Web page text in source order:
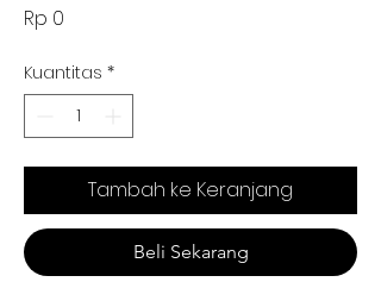
Rp 0
Kuantitas *
Tambah ke Keranjang
Beli Sekarang